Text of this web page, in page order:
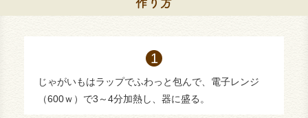
じゃがいもはラップでふわっと包んで、電子レンジ
（600ｗ）で3～4分加熱し、器に盛る。